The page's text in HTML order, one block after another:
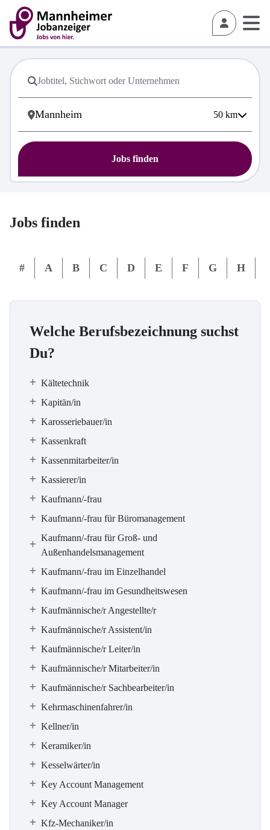
50 km
Jobs finden
Jobs finden
# A B C D E F G H
Welche Berufsbezeichnung suchst
Du?
Kältetechnik
Kapitän/in
Karosseriebauer/in
Kassenkraft
Kassenmitarbeiter/in
Kassierer/in
Kaufmann/-frau
Kaufmann/-frau für Büromanagement
Kaufmann/-frau für Groß- und
Außenhandelsmanagement
Kaufmann/-frau im Einzelhandel
Kaufmann/-frau im Gesundheitswesen
Kaufmännische/r Angestellte/r
Kaufmännische/r Assistent/in
Kaufmännische/r Leiter/in
Kaufmännische/r Mitarbeiter/in
Kaufmännische/r Sachbearbeiter/in
Kehrmaschinenfahrer/in
Kellner/in
Keramiker/in
Kesselwärter/in
Key Account Management
Key Account Manager
Kfz-Mechaniker/in